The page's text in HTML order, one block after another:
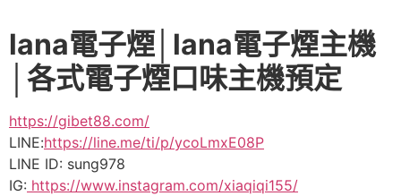
lana電子煙│lana電子煙主機
│各式電子煙口味主機預定
https://gibet88.com/
LINE:https://line.me/ti/p/ycoLmxE08P
LINE ID: sung978
IG: https://www.instagram.com/xiaqiqi155/